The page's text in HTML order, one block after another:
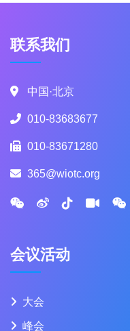
联系我们
中国·北京
010-83683677
010-83671280
365@wiotc.org
会议活动
大会
峰会